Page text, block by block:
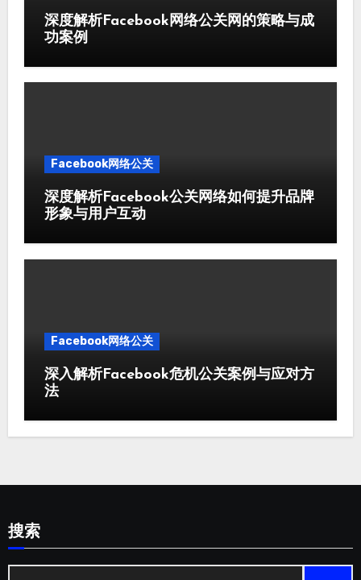
深度解析Facebook网络公关网的策略与成
功案例
Facebook网络公关
深度解析Facebook公关网络如何提升品牌
形象与用户互动
Facebook网络公关
深入解析Facebook危机公关案例与应对方
法
搜索